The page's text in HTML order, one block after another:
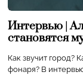
Интервью |
становятся
Как звучит город?
фонаря? В